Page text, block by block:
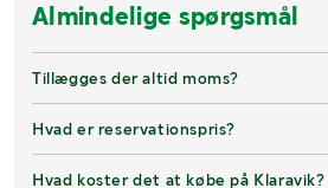
Almindelige spørgsmål
Tillægges der altid moms?
Hvad er reservationspris?
Hvad koster det at købe på Klaravik?